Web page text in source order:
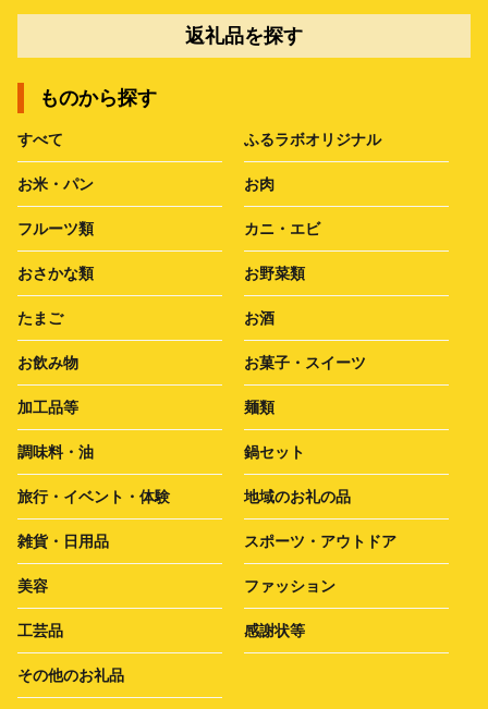
返礼品を探す
ものから探す
すべて ふるラボオリジナル
お米・パン お肉
フルーツ類 カニ・エビ
おさかな類 お野菜類
たまご お酒
お飲み物 お菓子・スイーツ
加工品等 麺類
調味料・油 鍋セット
旅行・イベント・体験 地域のお礼の品
雑貨・日用品 スポーツ・アウトドア
美容 ファッション
工芸品 感謝状等
その他のお礼品